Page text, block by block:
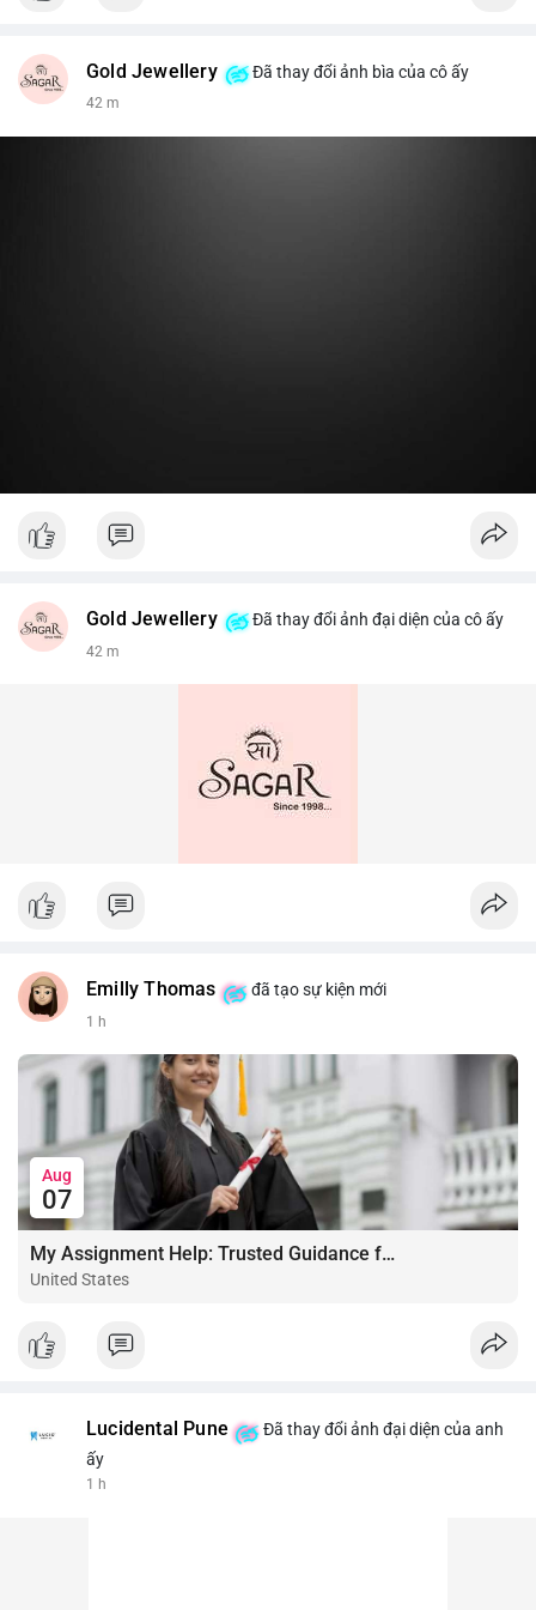
Gold Jewellery Đã thay đổi ảnh bìa của cô ấy
42 m
Gold Jewellery Đã thay đổi ảnh đại diện của cô ấy
42 m
Emilly Thomas đã tạo sự kiện mới
1 h
Aug
07
My Assignment Help: Trusted Guidance for Academic Excellence
United States
Lucidental Pune
Đã thay đổi ảnh đại diện của anh
ấy
1 h